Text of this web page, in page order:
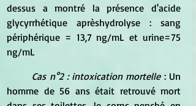
dessus a montré la présence d'acide
glycyrrhétique aprèshydrolyse : sang
périphérique = 13,7 ng/mL et urine=75
ng/mL
Cas n°2 : intoxication mortelle : Un
homme de 56 ans était retrouvé mort